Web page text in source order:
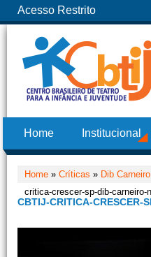
Acesso Restrito
Home Institucional
Home » Críticas » Dib
critica-crescer-sp-dib-carneiro-
CBTIJ-CRITICA-CRESCER-